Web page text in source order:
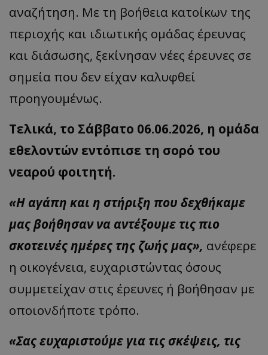
αναζήτηση. Με τη βοήθεια κατοίκων της
περιοχής και ιδιωτικής ομάδας έρευνας
και διάσωσης, ξεκίνησαν νέες έρευνες σε
σημεία που δεν είχαν καλυφθεί
προηγουμένως.
Τελικά, το Σάββατο 06.06.2026, η ομάδα
εθελοντών εντόπισε τη σορό του
νεαρού φοιτητή.
«Η αγάπη και η στήριξη που δεχθήκαμε
μας βοήθησαν να αντέξουμε τις πιο
σκοτεινές ημέρες της ζωής μας», ανέφερε
η οικογένεια, ευχαριστώντας όσους
συμμετείχαν στις έρευνες ή βοήθησαν με
οποιονδήποτε τρόπο.
«Σας ευχαριστούμε για τις σκέψεις, τις